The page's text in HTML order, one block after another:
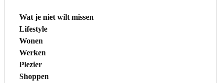
Wat je niet wilt missen
Lifestyle
Wonen
Werken
Plezier
Shoppen